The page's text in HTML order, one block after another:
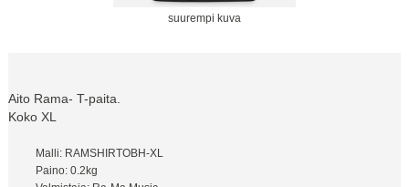
suurempi kuva
Aito Rama- T-paita.
Koko XL
Malli: RAMSHIRTOBH-XL
Paino: 0.2kg